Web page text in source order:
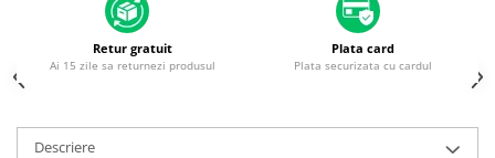
Piese & Accesorii iPhone
iPhone 16 Pro Max
iPhone 16 Pro
iPhone 15 Pro Max
Retur gratuit
Ai 15 zile sa returnezi produsul
Plata card
Plata securizata cu cardul
Descriere